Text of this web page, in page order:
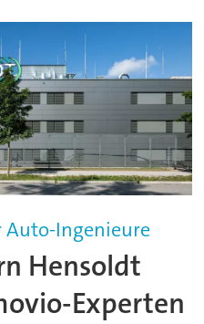
Auto-Ingenieure
Hensoldt
Experten